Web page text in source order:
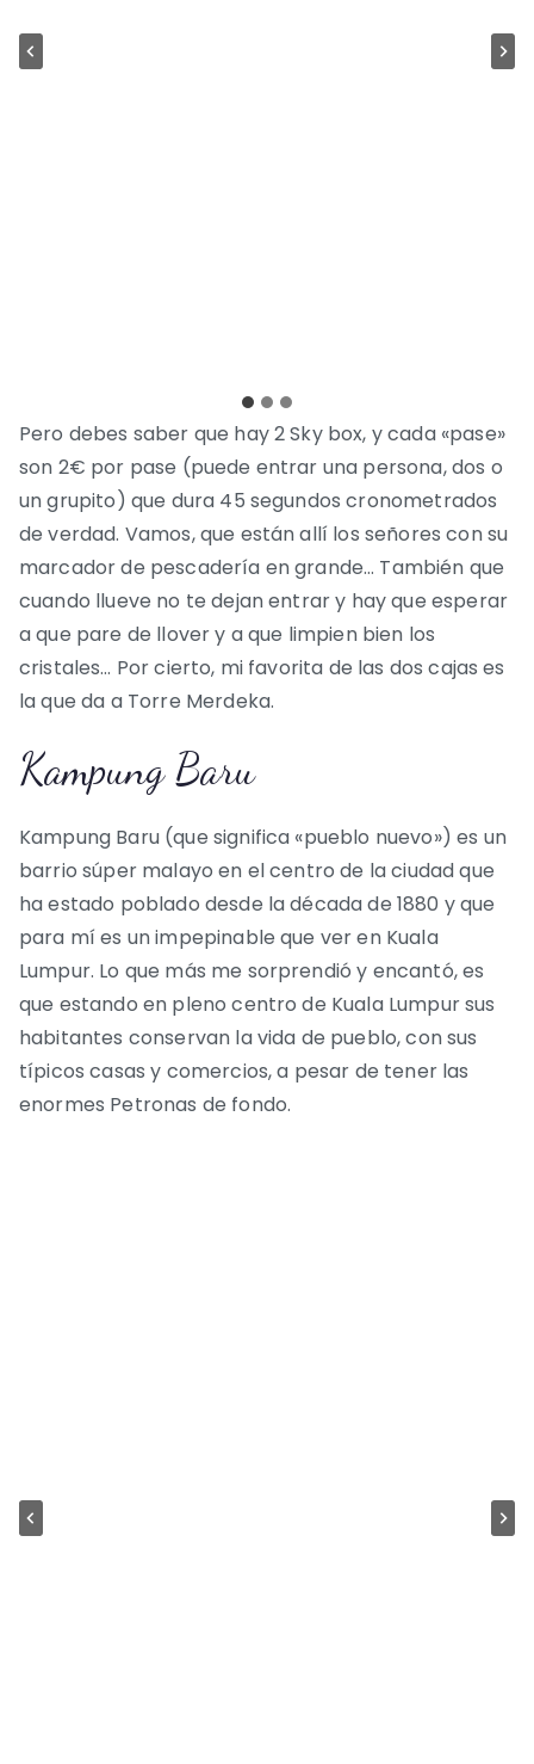
Pero debes saber que hay 2 Sky box, y cada «pase»
son 2€ por pase (puede entrar una persona, dos o
un grupito) que dura 45 segundos cronometrados
de verdad. Vamos, que están allí los señores con su
marcador de pescadería en grande… También que
cuando llueve no te dejan entrar y hay que esperar
a que pare de llover y a que limpien bien los
cristales… Por cierto, mi favorita de las dos cajas es
la que da a Torre Merdeka.
Kampung Baru
Kampung Baru (que significa «pueblo nuevo») es un
barrio súper malayo en el centro de la ciudad que
ha estado poblado desde la década de 1880 y que
para mí es un impepinable que ver en Kuala
Lumpur. Lo que más me sorprendió y encantó, es
que estando en pleno centro de Kuala Lumpur sus
habitantes conservan la vida de pueblo, con sus
típicos casas y comercios, a pesar de tener las
enormes Petronas de fondo.